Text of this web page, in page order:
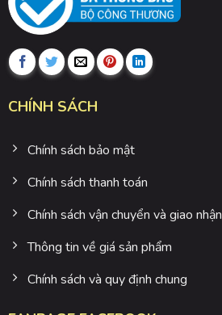
CHÍNH SÁCH
Chính sách bảo mật
Chính sách thanh toán
Chính sách vận chuyển và giao nhận
Thông tin về giá sản phẩm
Chính sách và quy định chung